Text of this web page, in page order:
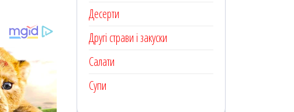
Десерти
Другі страви і закуски
Салати
Супи